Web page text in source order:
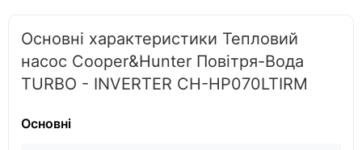
Основні характеристики Тепловий
насос Cooper&Hunter Повітря-Вода
TURBO - INVERTER CH-HP070LTIRM
Основні